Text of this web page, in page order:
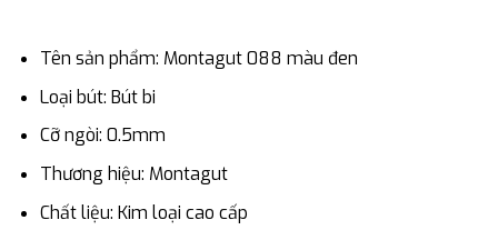
Tên sản phẩm: Montagut 088 màu đen
Loại bút: Bút bi
Cỡ ngòi: 0.5mm
Thương hiệu: Montagut
Chất liệu: Kim loại cao cấp